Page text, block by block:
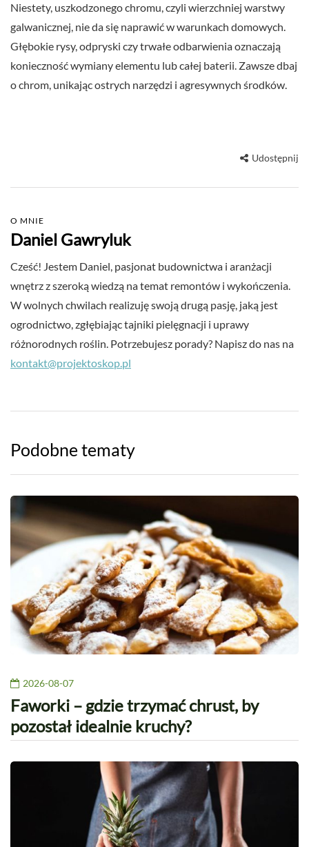
Niestety, uszkodzonego chromu, czyli wierzchniej warstwy
galwanicznej, nie da się naprawić w warunkach domowych.
Głębokie rysy, odpryski czy trwałe odbarwienia oznaczają
konieczność wymiany elementu lub całej baterii. Zawsze dbaj
o chrom, unikając ostrych narzędzi i agresywnych środków.
Udostępnij
O MNIE
Daniel Gawryluk
Cześć! Jestem Daniel, pasjonat budownictwa i aranżacji
wnętrz z szeroką wiedzą na temat remontów i wykończenia.
W wolnych chwilach realizuję swoją drugą pasję, jaką jest
ogrodnictwo, zgłębiając tajniki pielęgnacji i uprawy
różnorodnych roślin. Potrzebujesz porady? Napisz do nas na
kontakt@projektoskop.pl
Podobne tematy
2026-08-07
Faworki – gdzie trzymać chrust, by
pozostał idealnie kruchy?